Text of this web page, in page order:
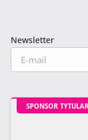
Newsletter
SPONSOR